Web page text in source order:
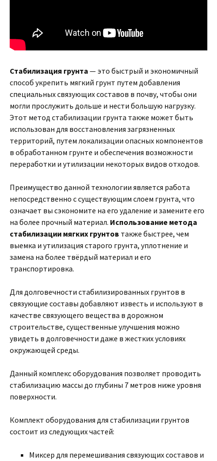
Стабилизация грунта — это быстрый и экономичный
способ укрепить мягкий грунт путем добавления
специальных связующих составов в почву, чтобы они
могли прослужить дольше и нести большую нагрузку.
Этот метод стабилизации грунта также может быть
использован для восстановления загрязненных
территорий, путем локализации опасных компонентов
в обработанном грунте и обеспечения возможности
переработки и утилизации некоторых видов отходов.
Преимущество данной технологии является работа
непосредственно с существующим слоем грунта, что
означает вы сэкономите на его удаление и замените его
на более прочный материал. Использование метода
стабилизации мягких грунтов также быстрее, чем
выемка и утилизация старого грунта, уплотнение и
замена на более твёрдый материал и его
транспортировка.
Для долговечности стабилизированных грунтов в
связующие составы добавляют известь и используют в
качестве связующего вещества в дорожном
строительстве, существенные улучшения можно
увидеть в долговечности даже в жестких условиях
окружающей среды.
Данный комплекс оборудования позволяет проводить
стабилизацию массы до глубины 7 метров ниже уровня
поверхности.
Комплект оборудования для стабилизации грунтов
состоит из следующих частей:
Миксер для перемешивания связующих составов и